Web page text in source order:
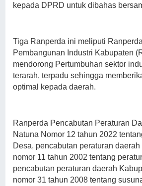
kepada DPRD untuk dibahas
Tiga Ranperda ini meliputi
Pembangunan Industri Kabupaten
mendorong Pertumbuhan sektor
terarah, terpadu sehingga
optimal kepada daerah.
Ranperda Pencabutan Peraturan
Natuna Nomor 12 tahun 2022
Desa, pencabutan peraturan
nomor 11 tahun 2002 tentang
pencabutan peraturan daerah
nomor 31 tahun 2008 tentang